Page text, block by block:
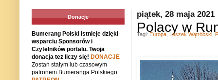
piątek, 28 maja 2021
Polacy w
Tagi: Europa Leszek Wątróbski
Donacje
Bumerang Polski istnieje dzięki
wsparciu Sponsorów i
Czytelników portalu. Twoja
donacja też liczy się! DONACJE
Zostań stałym lub czasowym
patronem Bumeranga Polskiego: